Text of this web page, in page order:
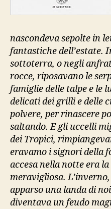
nascondeva sepolte in
fantastiche dell’estate.
sottoterra, o negli
rocce, riposavano le
famiglie delle talpe e le
delicati dei grilli e delle
polvere, per rinascere
saltando. E gli uccelli
dei Tropici,
eravamo i signori della
accesa nella notte era
meravigliosa.
apparso una landa di
diventava un feudo